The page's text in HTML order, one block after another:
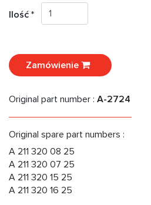
Ilość *
Zamówienie
Original part number : A-2724
Original spare part numbers :
A 211 320 08 25
A 211 320 07 25
A 211 320 15 25
A 211 320 16 25